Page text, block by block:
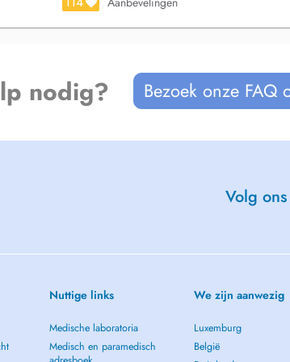
nodig? Bezoek onze FAQ
Volg
Nuttige links
Medische laboratoria
Medisch en paramedisch
We zijn aanwezig
Luxemburg
België